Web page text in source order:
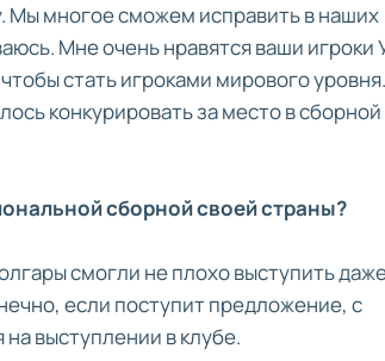
Мы многое сможем исправить в наших
Мне очень нравятся ваши игроки
стать игроками мирового
конкурировать за место в сборной
сборной своей страны?
смогли не плохо выступить
если поступит предложение, с
выступлении в клубе.